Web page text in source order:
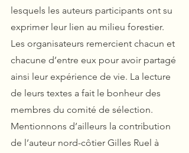
lesquels les auteurs participants ont su
exprimer leur lien au milieu forestier.
Les organisateurs remercient chacun et
chacune d’entre eux pour avoir partagé
ainsi leur expérience de vie. La lecture
de leurs textes a fait le bonheur des
membres du comité de sélection.
Mentionnons d’ailleurs la contribution
de l’auteur nord-côtier Gilles Ruel à